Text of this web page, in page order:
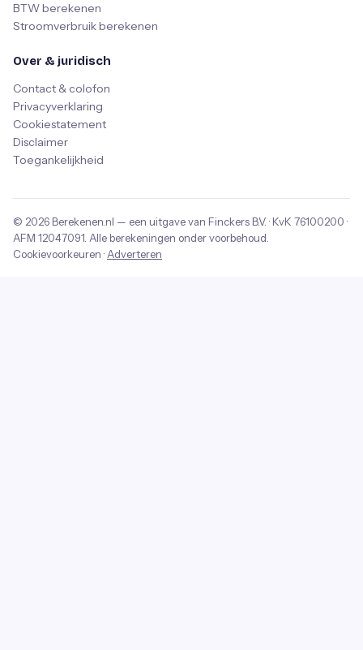
BTW berekenen
Stroomverbruik berekenen
Over & juridisch
Contact & colofon
Privacyverklaring
Cookiestatement
Disclaimer
Toegankelijkheid
© 2026 Berekenen.nl — een uitgave van Finckers B.V. · KvK 76100200 ·
AFM 12047091 . Alle berekeningen onder voorbehoud.
Cookievoorkeuren · Adverteren